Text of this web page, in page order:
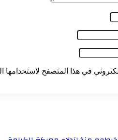
في هذا المتصفح لاستخدامها